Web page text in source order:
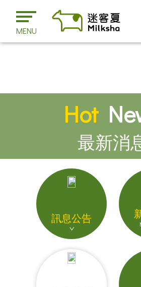
MENU
Hot
最新消
訊息公告